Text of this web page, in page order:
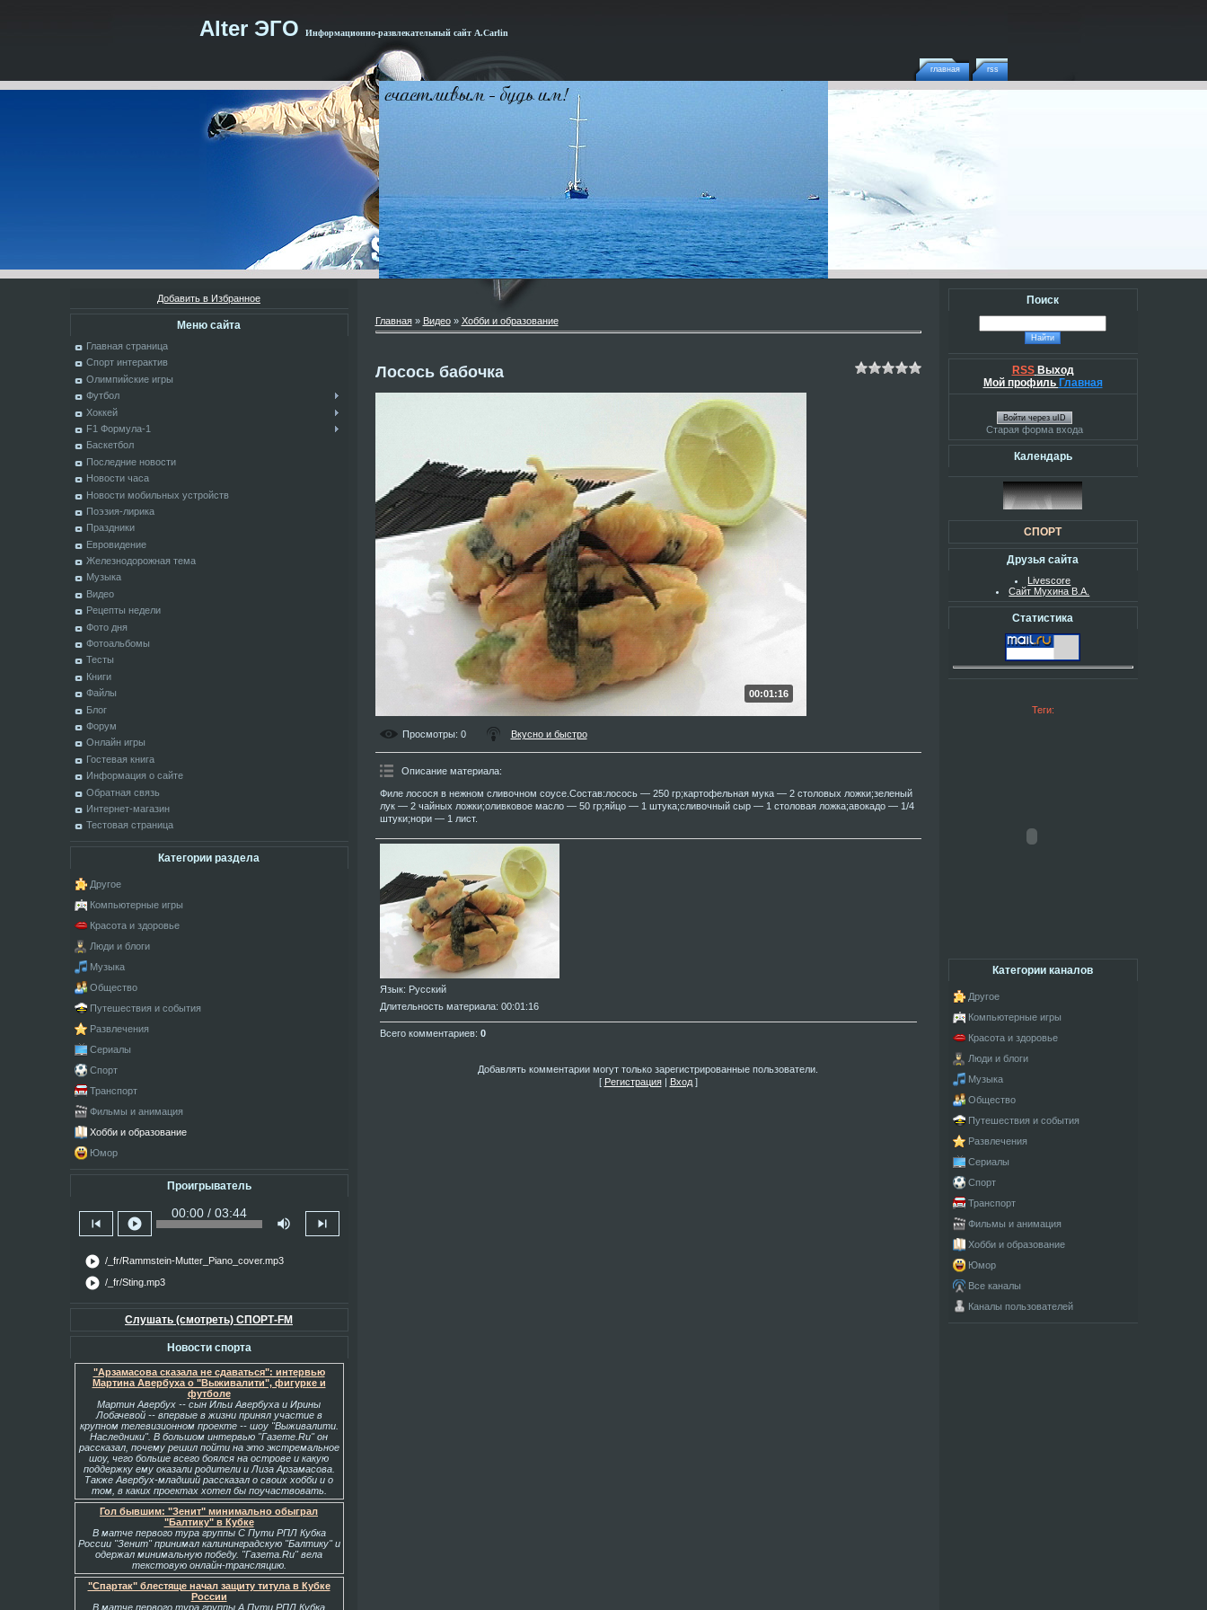
Alter ЭГО Информационно-развлекательный сайт А.Carlin
rss
главная
Добавить в Избранное
Меню сайта
Главная страница
Спорт интерактив
Олимпийские игры
Футбол
Хоккей
F1 Формула-1
Баскетбол
Последние новости
Новости часа
Новости мобильных устройств
Поэзия-лирика
Праздники
Евровидение
Железнодорожная тема
Музыка
Видео
Рецепты недели
Фото дня
Фотоальбомы
Тесты
Книги
Файлы
Блог
Форум
Онлайн игры
Гостевая книга
Информация о сайте
Обратная связь
Интернет-магазин
Тестовая страница
Категории раздела
Другое
Компьютерные игры
Красота и здоровье
Люди и блоги
Музыка
Общество
Путешествия и события
Развлечения
Сериалы
Спорт
Транспорт
Фильмы и анимация
Хобби и образование
Юмор
Проигрыватель
skip_previous play_circle
00:00 / 03:44
volume_up skip_next
play_circle /_fr/Rammstein-Mutter_Piano_cover.mp3
play_circle /_fr/Sting.mp3
Слушать (смотреть) СПОРТ-FM
Новости спорта
"Арзамасова сказала не сдаваться": интервью
Мартина Авербуха о "Выживалити", фигурке и
футболе
Мартин Авербух -- сын Ильи Авербуха и Ирины
Лобачевой -- впервые в жизни принял участие в
крупном телевизионном проекте -- шоу "Выживалити.
Наследники". В большом интервью "Газете.Ru" он
рассказал, почему решил пойти на это экстремальное
шоу, чего больше всего боялся на острове и какую
поддержку ему оказали родители и Лиза Арзамасова.
Также Авербух-младший рассказал о своих хобби и о
том, в каких проектах хотел бы поучаствовать.
Гол бывшим: "Зенит" минимально обыграл
"Балтику" в Кубке
В матче первого тура группы С Пути РПЛ Кубка
России "Зенит" принимал калининградскую "Балтику" и
одержал минимальную победу. "Газета.Ru" вела
текстовую онлайн-трансляцию.
"Спартак" блестяще начал защиту титула в Кубке
России
В матче первого тура группы А Пути РПЛ Кубка
Главная» Видео» Хобби и образование
Лосось бабочка
00:01:16
Просмотры: 0 Вкусно и быстро
Описание материала:
Филе лосося в нежном сливочном соусе.Состав:лосось — 250 гр;картофельная мука — 2 столовых ложки;зеленый
лук — 2 чайных ложки;оливковое масло — 50 гр;яйцо — 1 штука;сливочный сыр — 1 столовая ложка;авокадо — 1/4
штуки;нори — 1 лист.
Язык: Русский
Длительность материала: 00:01:16
Всего комментариев: 0
Добавлять комментарии могут только зарегистрированные пользователи.
[ Регистрация| Вход]
Поиск
RSS Выход
Мой профиль Главная
Войти через uID
Старая форма входа
Календарь
СПОРТ
Друзья сайта
Livescore
Сайт Мухина В.А.
Статистика
Теги:
Категории каналов
Другое
Компьютерные игры
Красота и здоровье
Люди и блоги
Музыка
Общество
Путешествия и события
Развлечения
Сериалы
Спорт
Транспорт
Фильмы и анимация
Хобби и образование
Юмор
Все каналы
Каналы пользователей